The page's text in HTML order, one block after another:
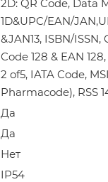
2D: QR Code, Data
1D&UPC/EAN/
&JAN13, ISBN/
Code 128 & EAN
2 of5, IATA Code,
Pharmacode), RSS
Да
Да
Нет
IP54